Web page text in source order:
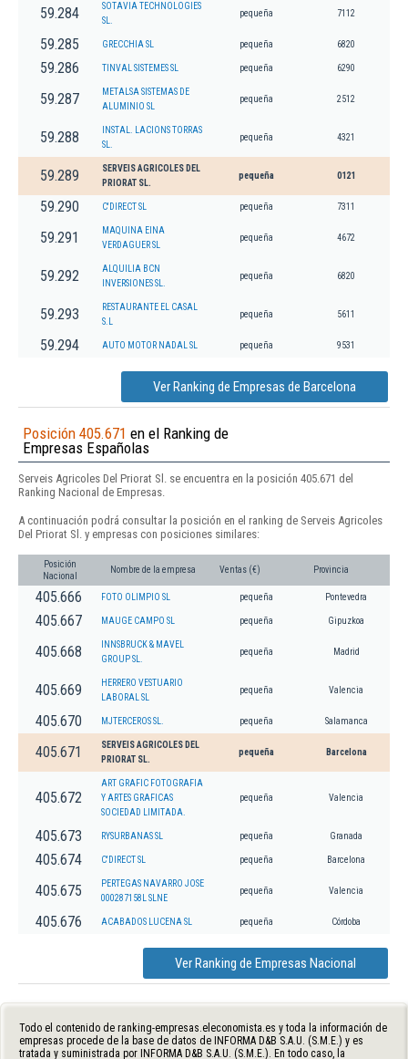
59.284
SOTAVIA TECHNOLOGIES
SL.
pequeña 7112
59.285 GRECCHIA SL pequeña 6820
59.286 TINVAL SISTEMES SL pequeña 6290
59.287
METALSA SISTEMAS DE
ALUMINIO SL
pequeña 2512
59.288
INSTAL. LACIONS TORRAS
SL.
pequeña 4321
59.289
SERVEIS AGRICOLES DEL
PRIORAT SL.
pequeña 0121
59.290 C'DIRECT SL pequeña 7311
59.291
MAQUINA EINA
VERDAGUER SL
pequeña 4672
59.292
ALQUILIA BCN
INVERSIONES SL.
pequeña 6820
59.293
RESTAURANTE EL CASAL
S.L
pequeña 5611
59.294 AUTO MOTOR NADAL SL pequeña 9531
Ver Ranking de Empresas de Barcelona
Posición 405.671 en el Ranking de
Empresas Españolas
Serveis Agricoles Del Priorat Sl. se encuentra en la posición 405.671 del
Ranking Nacional de Empresas.
A continuación podrá consultar la posición en el ranking de Serveis Agricoles
Del Priorat Sl. y empresas con posiciones similares:
Posición
Nacional
Nombre de la empresa Ventas (€) Provincia
405.666 FOTO OLIMPIO SL pequeña Pontevedra
405.667 MAUGE CAMPO SL pequeña Gipuzkoa
405.668
INNSBRUCK & MAVEL
GROUP SL.
pequeña Madrid
405.669
HERRERO VESTUARIO
LABORAL SL
pequeña Valencia
405.670 MJTERCEROS SL. pequeña Salamanca
405.671
SERVEIS AGRICOLES DEL
PRIORAT SL.
pequeña Barcelona
405.672
ART GRAFIC FOTOGRAFIA
Y ARTES GRAFICAS
SOCIEDAD LIMITADA.
pequeña Valencia
405.673 RYSURBANAS SL pequeña Granada
405.674 C'DIRECT SL pequeña Barcelona
405.675
PERTEGAS NAVARRO JOSE
000287158L SLNE
pequeña Valencia
405.676 ACABADOS LUCENA SL pequeña Córdoba
Ver Ranking de Empresas Nacional
Todo el contenido de ranking-empresas.eleconomista.es y toda la información de
empresas procede de la base de datos de INFORMA D&B S.A.U. (S.M.E.) y es
tratada y suministrada por INFORMA D&B S.A.U. (S.M.E.). En todo caso, la